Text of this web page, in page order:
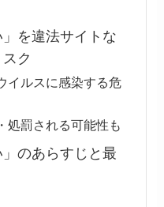
」を違法サイトな
ク
イルスに感染する危
処罰される可能性も
」のあらすじと最